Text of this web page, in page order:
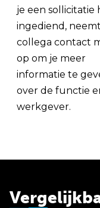
je een sollicitatie
ingediend,
collega contact
op om je meer
informatie te
over de functie
werkgever.